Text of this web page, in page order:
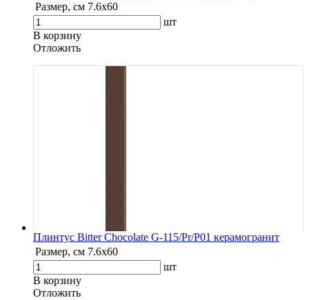
Размер, см 7.6х60
шт
В корзину
Oтложить
Плинтус Bitter Chocolate G-115/Pr/P01 керамогранит
Размер, см 7.6х60
шт
В корзину
Oтложить